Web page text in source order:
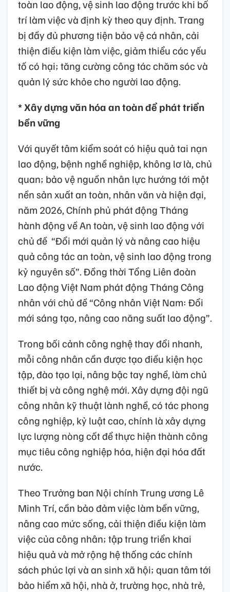
toàn lao động, vệ sinh lao động trước khi bố
trí làm việc và định kỳ theo quy định. Trang
bị đầy đủ phương tiện bảo vệ cá nhân, cải
thiện điều kiện làm việc, giảm thiểu các yếu
tố có hại; tăng cường công tác chăm sóc và
quản lý sức khỏe cho người lao động.
* Xây dựng văn hóa an toàn để phát triển
bền vững
Với quyết tâm kiểm soát có hiệu quả tai nạn
lao động, bệnh nghề nghiệp, không lơ là, chủ
quan; bảo vệ nguồn nhân lực hướng tới một
nền sản xuất an toàn, nhân văn và hiện đại,
năm 2026, Chính phủ phát động Tháng
hành động về An toàn, vệ sinh lao động với
chủ đề “Đổi mới quản lý và nâng cao hiệu
quả công tác an toàn, vệ sinh lao động trong
kỷ nguyên số”. Đồng thời Tổng Liên đoàn
Lao động Việt Nam phát động Tháng Công
nhân với chủ đề “Công nhân Việt Nam: Đổi
mới sáng tạo, nâng cao năng suất lao động”.
Trong bối cảnh công nghệ thay đổi nhanh,
mỗi công nhân cần được tạo điều kiện học
tập, đào tạo lại, nâng bậc tay nghề, làm chủ
thiết bị và công nghệ mới. Xây dựng đội ngũ
công nhân kỹ thuật lành nghề, có tác phong
công nghiệp, kỷ luật cao, chính là xây dựng
lực lượng nòng cốt để thực hiện thành công
mục tiêu công nghiệp hóa, hiện đại hóa đất
nước.
Theo Trưởng ban Nội chính Trung ương Lê
Minh Trí, cần bảo đảm việc làm bền vững,
nâng cao mức sống, cải thiện điều kiện làm
việc của công nhân; tập trung triển khai
hiệu quả và mở rộng hệ thống các chính
sách phúc lợi và an sinh xã hội; quan tâm tới
bảo hiểm xã hội, nhà ở, trường học, nhà trẻ,